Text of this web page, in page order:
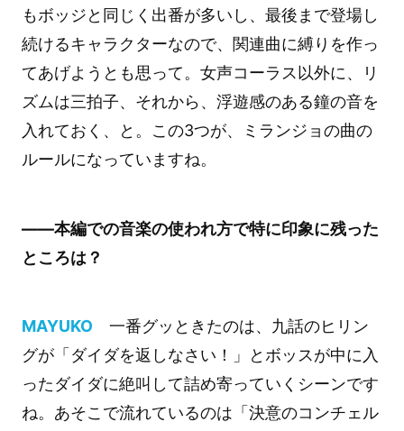
もボッジと同じく出番が多いし、最後まで登場し
続けるキャラクターなので、関連曲に縛りを作っ
てあげようとも思って。女声コーラス以外に、リ
ズムは三拍子、それから、浮遊感のある鐘の音を
入れておく、と。この3つが、ミランジョの曲の
ルールになっていますね。
――本編での音楽の使われ方で特に印象に残った
ところは？
MAYUKO 一番グッときたのは、九話のヒリン
グが「ダイダを返しなさい！」とボッスが中に入
ったダイダに絶叫して詰め寄っていくシーンです
ね。あそこで流れているのは「決意のコンチェル